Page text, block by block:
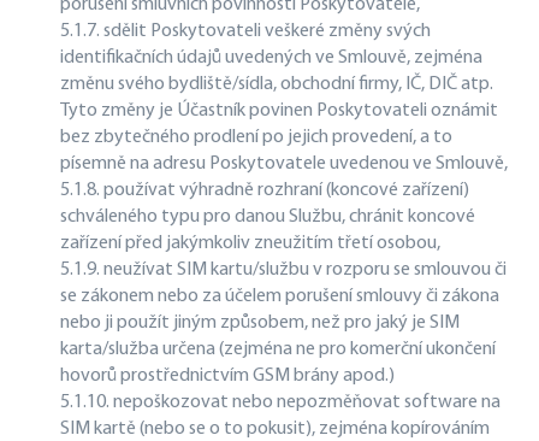
porušení smluvních povinností Poskytovatele,
5.1.7. sdělit Poskytovateli veškeré změny svých
identifikačních údajů uvedených ve Smlouvě, zejména
změnu svého bydliště/sídla, obchodní firmy, IČ, DIČ atp.
Tyto změny je Účastník povinen Poskytovateli oznámit
bez zbytečného prodlení po jejich provedení, a to
písemně na adresu Poskytovatele uvedenou ve Smlouvě,
5.1.8. používat výhradně rozhraní (koncové zařízení)
schváleného typu pro danou Službu, chránit koncové
zařízení před jakýmkoliv zneužitím třetí osobou,
5.1.9. neužívat SIM kartu/službu v rozporu se smlouvou či
se zákonem nebo za účelem porušení smlouvy či zákona
nebo ji použít jiným způsobem, než pro jaký je SIM
karta/služba určena (zejména ne pro komerční ukončení
hovorů prostřednictvím GSM brány apod.)
5.1.10. nepoškozovat nebo nepozměňovat software na
SIM kartě (nebo se o to pokusit), zejména kopírováním